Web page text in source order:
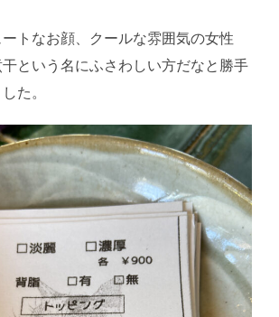
トなお顔、クールな雰囲気の女性
という名にふさわしい方だなと勝手
た。